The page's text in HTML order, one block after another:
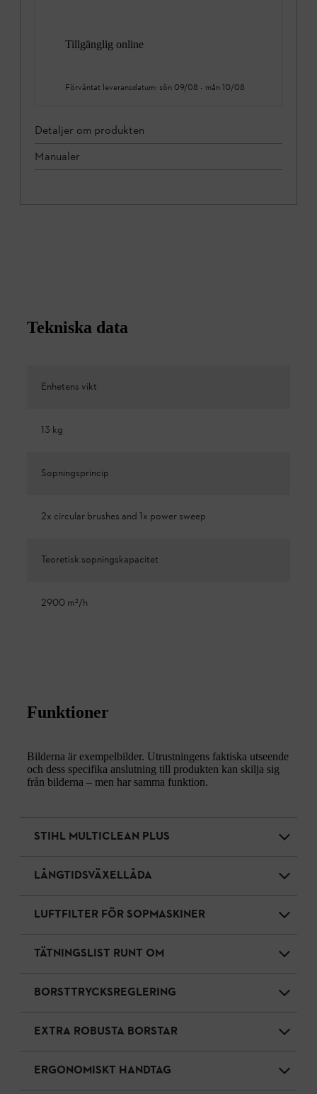
Tillgänglig online
Förväntat leveransdatum: sön 09/08 - mån 10/08
Detaljer om produkten
Manualer
Tekniska data
Enhetens vikt
13 kg
Sopningsprincip
2x circular brushes and 1x power sweep
Teoretisk sopningskapacitet
2900 m²/h
Funktioner
Bilderna är exempelbilder. Utrustningens faktiska utseende
och dess specifika anslutning till produkten kan skilja sig
från bilderna – men har samma funktion.
STIHL MULTICLEAN PLUS
LÅNGTIDSVÄXELLÅDA
LUFTFILTER FÖR SOPMASKINER
TÄTNINGSLIST RUNT OM
BORSTTRYCKSREGLERING
EXTRA ROBUSTA BORSTAR
ERGONOMISKT HANDTAG